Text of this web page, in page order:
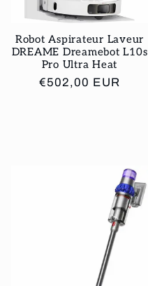
Robot Aspirateur Laveur
DREAME Dreamebot L10s
Pro Ultra Heat
Prix
€502,00 EUR